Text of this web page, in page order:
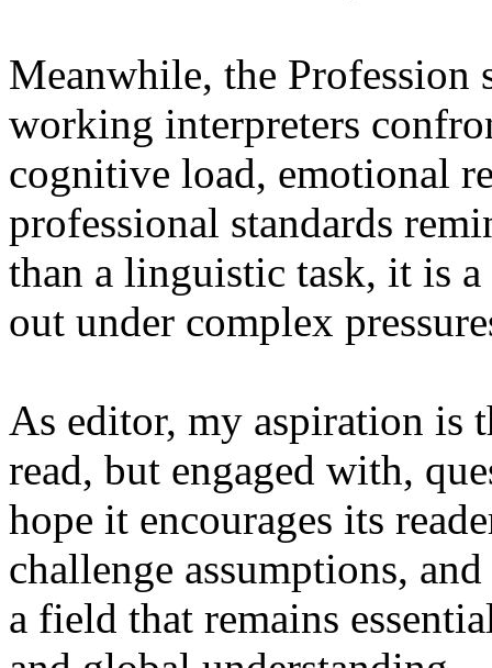
Meanwhile, the Profession
working interpreters
cognitive load, emotional
professional standards
than a linguistic task, it is
out under complex
As editor, my aspiration is
read, but engaged with,
hope it encourages its
challenge assumptions,
a field that remains